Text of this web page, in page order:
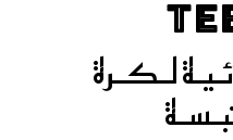
لـكـرة